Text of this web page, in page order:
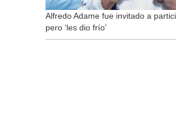
Alfredo Adame fue invitado a
pero ‘les dio frío’